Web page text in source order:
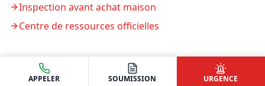
Inspection avant achat maison
Centre de ressources officielles
APPELER SOUMISSION URGENCE